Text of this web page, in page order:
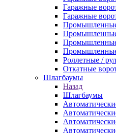
Гаражные
Гаражные
Роллетные /
Откатные
Шлагбаумы
Назад
Шлагбаумы